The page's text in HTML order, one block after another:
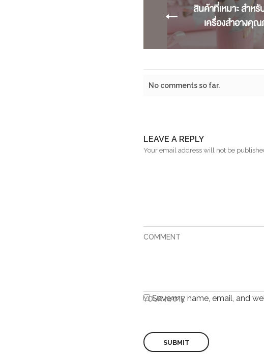
สินค้าที่เหมาะ สำห
เครื่องสำอางคุ
No comments so far.
LEAVE A REPLY
Your email address will not be
COMMENT
YOUR NAME
Save my name, email, and